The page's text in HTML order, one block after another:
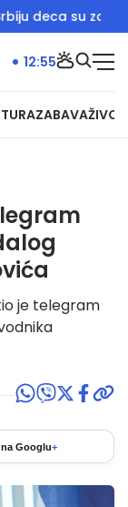
deca su zakon:
ZABAVAŽIVOT
12:55
je telegram
Googlu+